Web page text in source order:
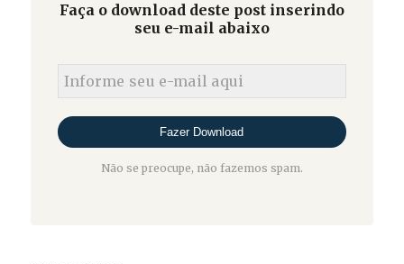
Faça o download deste post inserindo
seu e-mail abaixo
Não se preocupe, não fazemos spam.